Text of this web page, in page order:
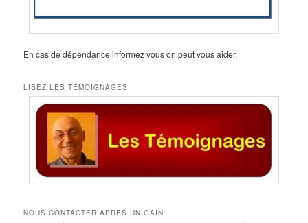
En cas de dépendance informez vous on peut vous aider.
LISEZ LES TÉMOIGNAGES
NOUS CONTACTER APRÈS UN GAIN